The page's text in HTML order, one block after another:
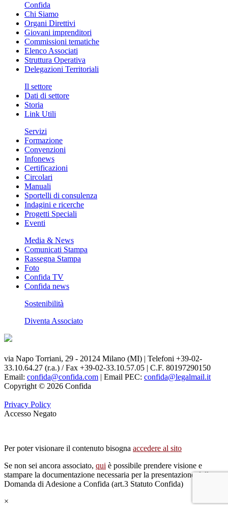
Confida
Chi Siamo
Organi Direttivi
Giovani imprenditori
Commissioni tematiche
Elenco Associati
Struttura Operativa
Delegazioni Territoriali
Il settore
Dati di settore
Storia
Link Utili
Servizi
Formazione
Convenzioni
Infonews
Certificazioni
Circolari
Manuali
Sportelli di consulenza
Indagini e ricerche
Progetti Speciali
Eventi
Media & News
Comunicati Stampa
Rassegna Stampa
Foto
Confida TV
Confida news
Sostenibilità
Diventa Associato
via Napo Torriani, 29 - 20124 Milano (MI) | Telefoni +39-02-
33.10.64.27 (r.a.) / Fax +39-02-33.10.57.05 | C.F. 80197290150
Email: confida@confida.com | Email PEC: confida@legalmail.it
Copyright © 2026 Confida
Privacy Policy
Accesso Negato
Per poter visionare il contenuto bisogna accedere al sito
Se non sei ancora associato, qui è possibile prendere visione e
stampare la documentazione necessaria per la presentazione della
Domanda di Adesione a Confida (art.3 Statuto Confida)
×